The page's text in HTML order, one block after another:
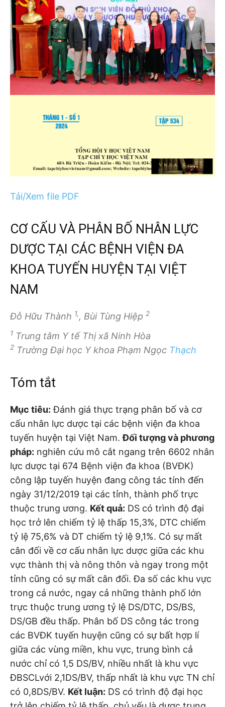
Tải/Xem file PDF
CƠ CẤU VÀ PHÂN BỐ NHÂN LỰC
DƯỢC TẠI CÁC BỆNH VIỆN ĐA
KHOA TUYẾN HUYỆN TẠI VIỆT
NAM
Đỗ Hữu Thành 1,, Bùi Tùng Hiệp 2
1 Trung tâm Y tế Thị xã Ninh Hòa
2 Trường Đại học Y khoa Phạm Ngọc Thạch
Tóm tắt
Mục tiêu: Đánh giá thực trạng phân bố và cơ
cấu nhân lực dược tại các bệnh viện đa khoa
tuyến huyện tại Việt Nam.Đối tượng và phương
pháp: nghiên cứu mô cắt ngang trên 6602 nhân
lực dược tại 674 Bệnh viện đa khoa (BVĐK)
công lập tuyến huyện đang công tác tính đến
ngày 31/12/2019 tại các tỉnh, thành phố trực
thuộc trung ương. Kết quả: DS có trình độ đại
học trở lên chiếm tỷ lệ thấp 15,3%, DTC chiếm
tỷ lệ 75,6% và DT chiếm tỷ lệ 9,1%. Có sự mất
cân đối về cơ cấu nhân lực dược giữa các khu
vực thành thị và nông thôn và ngay trong một
tỉnh cũng có sự mất cân đối. Đa số các khu vực
trong cả nước, ngay cả những thành phố lớn
trực thuộc trung ương tỷ lệ DS/DTC, DS/BS,
DS/GB đều thấp. Phân bố DS công tác trong
các BVĐK tuyến huyện cũng có sự bất hợp lí
giữa các vùng miền, khu vực, trung bình cả
nước chỉ có 1,5 DS/BV, nhiều nhất là khu vực
ĐBSCLvới 2,1DS/BV, thấp nhất là khu vực TN chỉ
có 0,8DS/BV. Kết luận: DS có trình độ đại học